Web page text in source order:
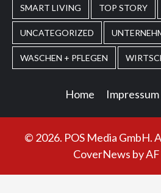
SMART LIVING TOP STORY
UNCATEGORIZED
WASCHEN + PFLEGEN
Home Impressum
© 2026. POS Media GmbH.
CoverNews by